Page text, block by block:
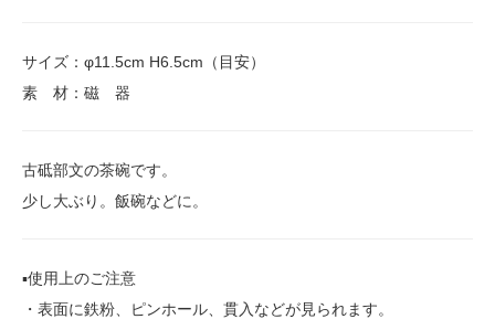
サイズ：φ11.5cm H6.5cm（目安）
素 材：磁 器
古砥部文の茶碗です。
少し大ぶり。飯碗などに。
▪️使用上のご注意
・表面に鉄粉、ピンホール、貫入などが見られます。